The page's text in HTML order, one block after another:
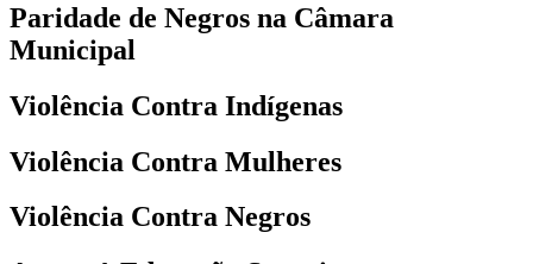
Paridade de Negros na Câmara
Municipal
Violência Contra Indígenas
Violência Contra Mulheres
Violência Contra Negros